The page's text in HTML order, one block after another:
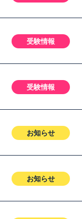
受験情報
受験情報
お知らせ
お知らせ